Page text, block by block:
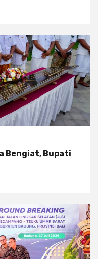
Bengiat, Bupati